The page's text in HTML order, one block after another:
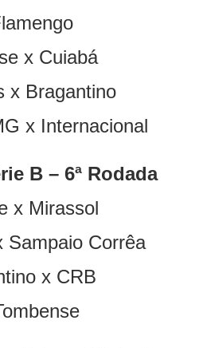
x Cuiabá
x Bragantino
x Internacional
B – 6ª Rodada
x Mirassol
Sampaio Corrêa
x CRB